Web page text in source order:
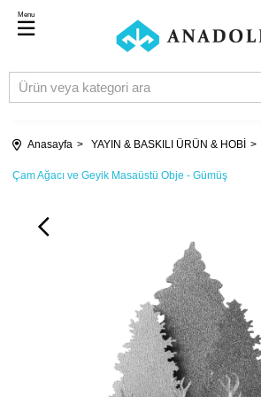
Menu
Anasayfa YAYIN & BASKILI ÜRÜN & HOBİ
Çam Ağacı ve Geyik Masaüstü Obje - Gümüş